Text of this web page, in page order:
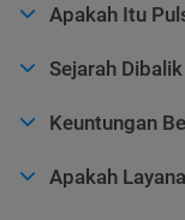
Apakah Itu
Sejarah
Keuntungan
Apakah